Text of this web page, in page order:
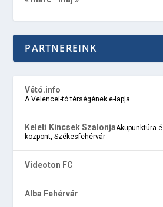
PARTNEREINK
Vétó.info
A Velencei-tó térségének e-lapja
Keleti Kincsek SzalonjaAkupunktúra
központ, Székesfehérvár
Videoton FC
Alba Fehérvár